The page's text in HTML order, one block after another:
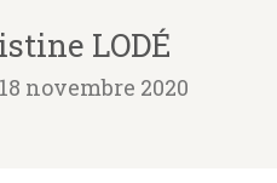
LODÉ
novembre 2020